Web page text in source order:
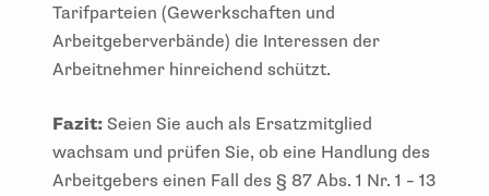
Tarifparteien (Gewerkschaften und
Arbeitgeberverbände) die Interessen der
Arbeitnehmer hinreichend schützt.
Fazit: Seien Sie auch als Ersatzmitglied
wachsam und prüfen Sie, ob eine Handlung des
Arbeitgebers einen Fall des § 87 Abs. 1 Nr. 1 – 13